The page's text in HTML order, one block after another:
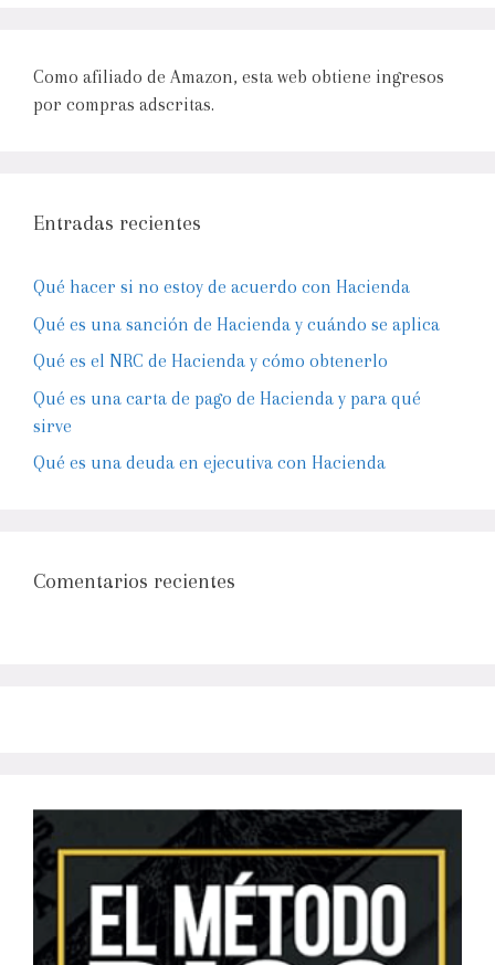
Como afiliado de Amazon, esta web obtiene ingresos
por compras adscritas.
Entradas recientes
Qué hacer si no estoy de acuerdo con Hacienda
Qué es una sanción de Hacienda y cuándo se aplica
Qué es el NRC de Hacienda y cómo obtenerlo
Qué es una carta de pago de Hacienda y para qué
sirve
Qué es una deuda en ejecutiva con Hacienda
Comentarios recientes